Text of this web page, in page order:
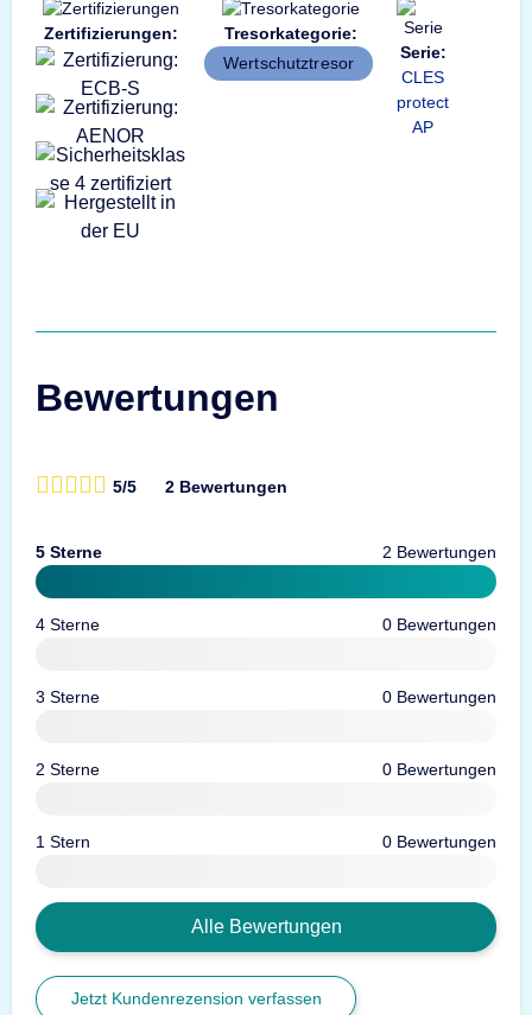
Zertifizierungen:
Tresorkategorie:
Wertschutztresor
Serie:
CLES
protect
AP
Bewertungen
5/5 2 Bewertungen
5 Sterne 2 Bewertungen
4 Sterne 0 Bewertungen
3 Sterne 0 Bewertungen
2 Sterne 0 Bewertungen
1 Stern 0 Bewertungen
Alle Bewertungen
Jetzt Kundenrezension verfassen